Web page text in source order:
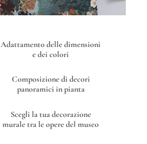
Adattamento delle dimensioni
e dei colori
Composizione di decori
panoramici in pianta
Scegli la tua decorazione
murale tra le opere del museo